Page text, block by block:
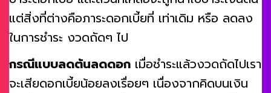
แต่สิ่งที่ต่างคือภาระดอกเบี้ยที่ เท่าเดิม หรือ ลดลง
ในการชำระ งวดถัดๆ ไป
กรณีแบบลดต้นลดดอก เมื่อชำระแล้วงวดถัดไปเรา
จะเสียดอกเบี้ยน้อยลงเรื่อยๆ เนื่องจากคิดบนเงิน